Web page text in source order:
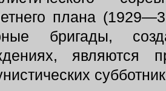
плана
бригады,
являются